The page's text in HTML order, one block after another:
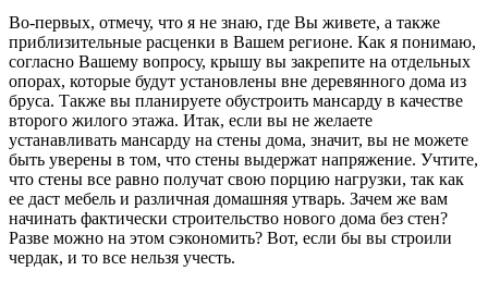
Во-первых, отмечу, что я не знаю, где Вы живете, а также
приблизительные расценки в Вашем регионе. Как я понимаю,
согласно Вашему вопросу, крышу вы закрепите на отдельных
опорах, которые будут установлены вне деревянного дома из
бруса. Также вы планируете обустроить мансарду в качестве
второго жилого этажа. Итак, если вы не желаете
устанавливать мансарду на стены дома, значит, вы не можете
быть уверены в том, что стены выдержат напряжение. Учтите,
что стены все равно получат свою порцию нагрузки, так как
ее даст мебель и различная домашняя утварь. Зачем же вам
начинать фактически строительство нового дома без стен?
Разве можно на этом сэкономить? Вот, если бы вы строили
чердак, и то все нельзя учесть.